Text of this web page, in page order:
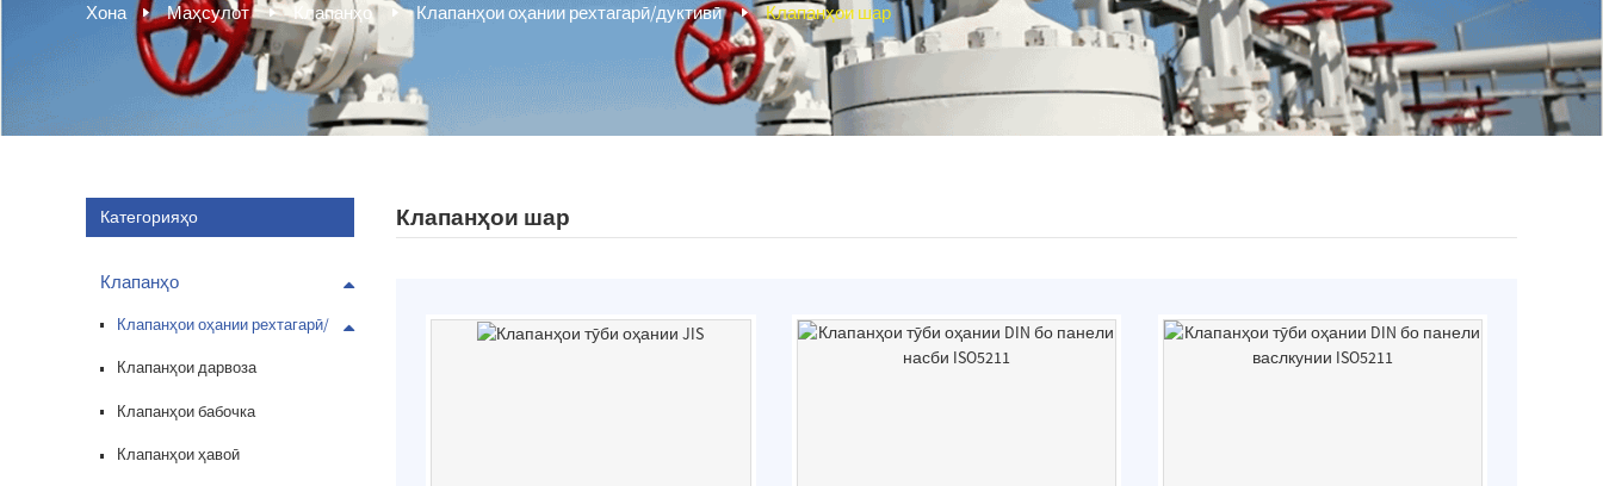
Хона Маҳсулот Клапанҳо Клапанҳои оҳании рехтагарӣ/дуктивӣ Клапанҳои шар
Категорияҳо
Клапанҳо
Клапанҳои оҳании рехтагарӣ/
дуктивӣ
Клапанҳои дарвоза
Клапанҳои бабочка
Клапанҳои ҳавоӣ
Клапанҳои шар